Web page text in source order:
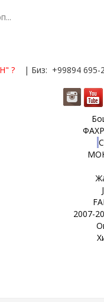
? | Биз: +99894 695-
2007-